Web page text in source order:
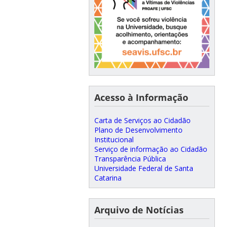
Acesso à Informação
Carta de Serviços ao Cidadão
Plano de Desenvolvimento
Institucional
Serviço de informação ao Cidadão
Transparência Pública
Universidade Federal de Santa
Catarina
Arquivo de Notícias